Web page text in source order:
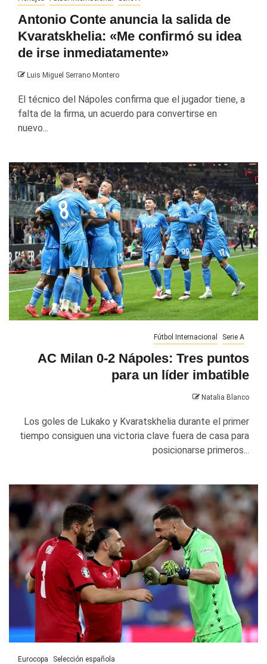
Antonio Conte anuncia la salida de
Kvaratskhelia: «Me confirmó su idea
de irse inmediatamente»
Luis Miguel Serrano Montero
El técnico del Nápoles confirma que el jugador tiene, a
falta de la firma, un acuerdo para convertirse en
nuevo...
Fútbol Internacional Serie A
AC Milan 0-2 Nápoles: Tres puntos
para un líder imbatible
Natalia Blanco
Los goles de Lukako y Kvaratskhelia durante el primer
tiempo consiguen una victoria clave fuera de casa para
posicionarse primeros...
Eurocopa Selección española